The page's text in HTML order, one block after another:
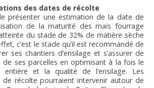
des dates de récolte
présenter une estimation de la date de
de la maturité des maïs fourrage
du stade de 32% de matière sèche
c’est le stade qu’il est recommandé de
ses chantiers d’ensilage et s’assurer de
de ses parcelles en optimisant à la fois le
entière et la qualité de l’ensilage. Les
de récolte pourraient intervenir autour de